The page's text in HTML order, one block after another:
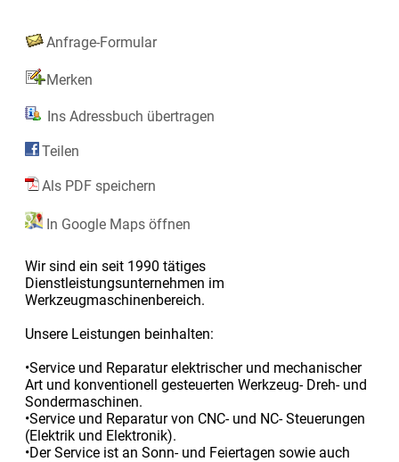
Anfrage-Formular
Merken
Ins Adressbuch übertragen
Teilen
Als PDF speichern
In Google Maps öffnen
Wir sind ein seit 1990 tätiges
Dienstleistungsunternehmen im
Werkzeugmaschinenbereich.
Unsere Leistungen beinhalten:
•Service und Reparatur elektrischer und mechanischer
Art und konventionell gesteuerten Werkzeug- Dreh- und
Sondermaschinen.
•Service und Reparatur von CNC- und NC- Steuerungen
(Elektrik und Elektronik).
•Der Service ist an Sonn- und Feiertagen sowie auch